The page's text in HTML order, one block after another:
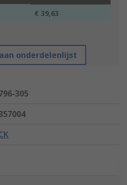
€ 39,63
onderdelenlijst
305